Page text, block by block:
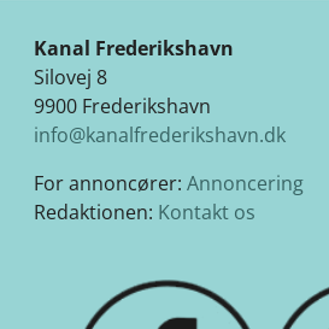
Kanal Frederikshavn
Silovej 8
9900 Frederikshavn
info@kanalfrederikshavn.dk
For annoncører: Annoncering
Redaktionen: Kontakt os